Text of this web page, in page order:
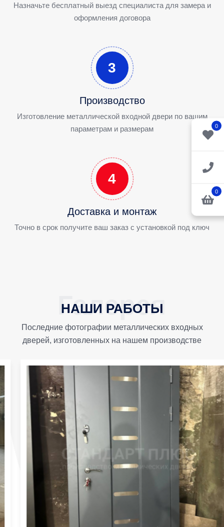
0
0
Назначьте бесплатный выезд специалиста для замера и
оформления договора
3
Производство
Изготовление металлической входной двери по вашим
параметрам и размерам
4
Доставка и монтаж
Точно в срок получите ваш заказ с установкой под ключ
НАШИ РАБОТЫ
Последние фотографии металлических входных
дверей, изготовленных на нашем производстве